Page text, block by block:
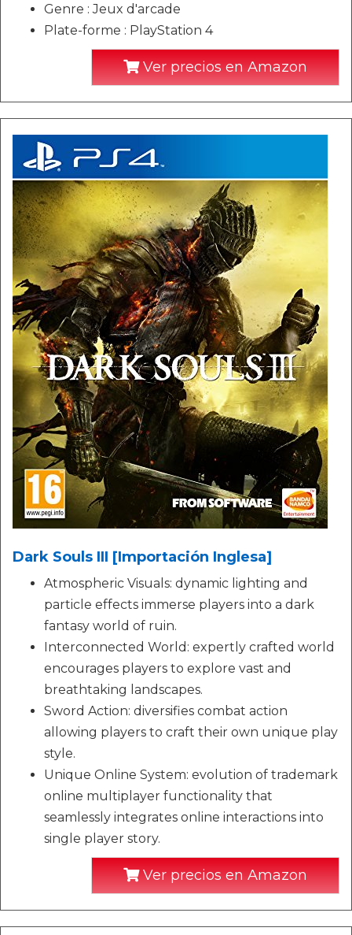
Genre : Jeux d'arcade
Plate-forme : PlayStation 4
Ver precios en Amazon
Dark Souls III [Importación Inglesa]
Atmospheric Visuals: dynamic lighting and
particle effects immerse players into a dark
fantasy world of ruin.
Interconnected World: expertly crafted world
encourages players to explore vast and
breathtaking landscapes.
Sword Action: diversifies combat action
allowing players to craft their own unique play
style.
Unique Online System: evolution of trademark
online multiplayer functionality that
seamlessly integrates online interactions into
single player story.
Ver precios en Amazon